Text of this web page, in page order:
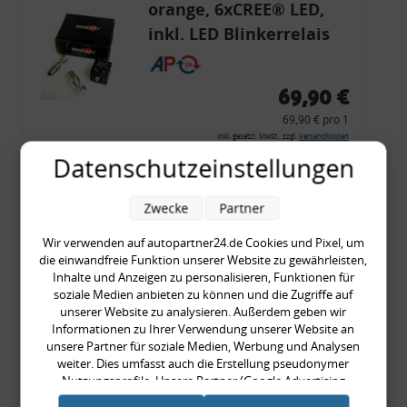
orange, 6xCREE® LED,
inkl. LED Blinkerrelais
CF 14
69,90 €
69,90 € pro 1
inkl. gesetzl. MwSt., zzgl. Versandkosten
Merkzettel
Zum Artikel
Rückleuchtenband mit
Blinker, rot, US-Ecken,
Audi 80 Cabrio, Typ 89,
OE-Nr.: 8G0945225 +
8G0945225C
999,99 €
Datenschutzeinstellungen
Wir verwenden auf autopartner24.de Cookies und Pixel, um
die einwandfreie Funktion unserer Website zu gewährleisten,
Inhalte und Anzeigen zu personalisieren, Funktionen für
soziale Medien anbieten zu können und die Zugriffe auf
unserer Website zu analysieren. Außerdem geben wir
Informationen zu Ihrer Verwendung unserer Website an
unsere Partner für soziale Medien, Werbung und Analysen
weiter. Dies umfasst auch die Erstellung pseudonymer
Nutzungsprofile. Unsere Partner (Google Advertising
Products) führen diese Informationen möglicherweise mit
Zwecke Partner